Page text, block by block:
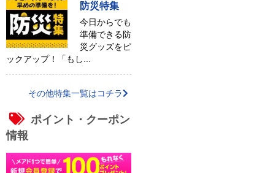
防災特集
今日からでも
準備できる防
災グッズをピ
ックアップ！「もし...
その他特集一覧はコチラ
ポイント・クーポン
情報